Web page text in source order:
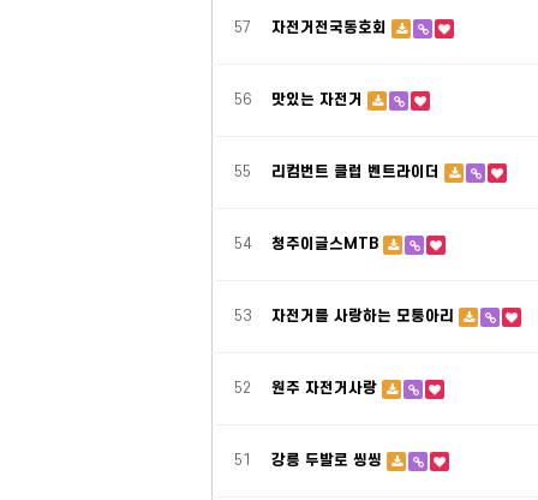
57 자전거전국동호회
56 맛있는 자전거
55 리컴번트 클럽 벤트라이더
54 청주이글스MTB
53 자전거를 사랑하는 모퉁아리
52 원주 자전거사랑
51 강릉 두발로 씽씽